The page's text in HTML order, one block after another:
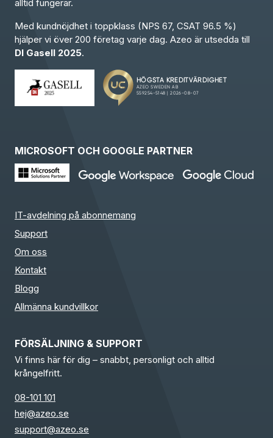
alltid fungerar.
Med kundnöjdhet i toppklass (NPS 67, CSAT 96.5 %)
hjälper vi över 200 företag varje dag. Azeo är utsedda till
DI Gasell 2025.
MICROSOFT OCH GOOGLE PARTNER
IT-avdelning på abonnemang
Support
Om oss
Kontakt
Blogg
Allmänna kundvillkor
FÖRSÄLJNING & SUPPORT
Vi finns här för dig – snabbt, personligt och alltid
krångelfritt.
08-101 101
hej@azeo.se
support@azeo.se